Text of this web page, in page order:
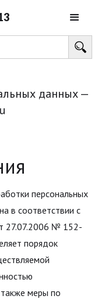
данных —
персональных
в соответствии с
27.07.2006 № 152-
порядок
меры по